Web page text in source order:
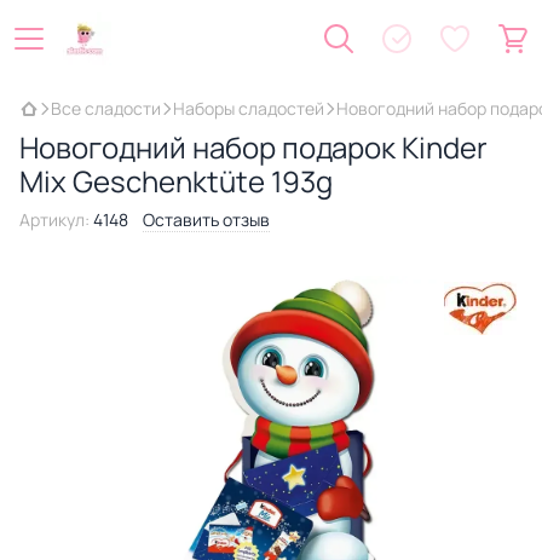
Все сладости Наборы сладостей Новогодний набор
Новогодний набор подарок Kinder
Mix Geschenktüte 193g
Артикул: 4148 Оставить отзыв